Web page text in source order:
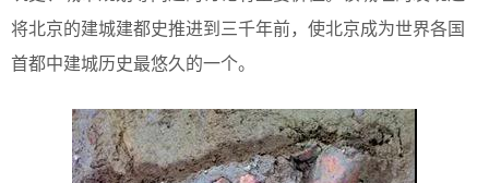
将北京的建城建都史推进到三千年前，使北京成为世界各国
首都中建城历史最悠久的一个。